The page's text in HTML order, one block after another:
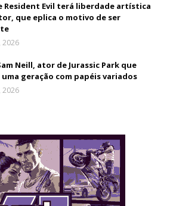
Resident Evil terá liberdade artística
que eplica o motivo de ser
2026
Neill, ator de Jurassic Park que
geração com papéis variados
2026